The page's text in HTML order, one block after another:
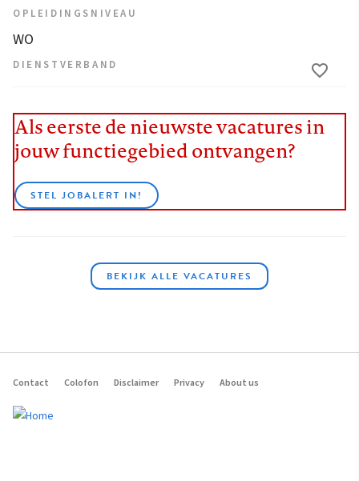
OPLEIDINGSNIVEAU
WO
DIENSTVERBAND
Als eerste de nieuwste vacatures in
jouw functiegebied ontvangen?
STEL JOBALERT IN!
BEKIJK ALLE VACATURES
Footer
navigation
Contact Colofon Disclaimer Privacy About us